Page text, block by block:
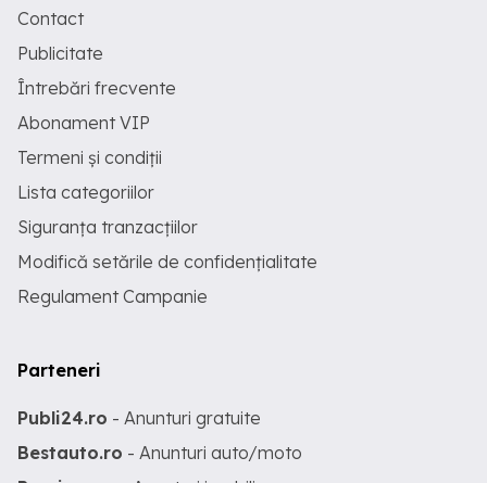
Contact
Publicitate
Întrebări frecvente
Abonament VIP
Termeni și condiții
Lista categoriilor
Siguranța tranzacțiilor
Modifică setările de confidențialitate
Regulament Campanie
Parteneri
Publi24.ro - Anunturi gratuite
Bestauto.ro - Anunturi auto/moto